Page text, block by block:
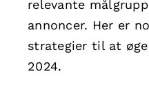
relevante
annoncer. Her er
strategier til at
2024.